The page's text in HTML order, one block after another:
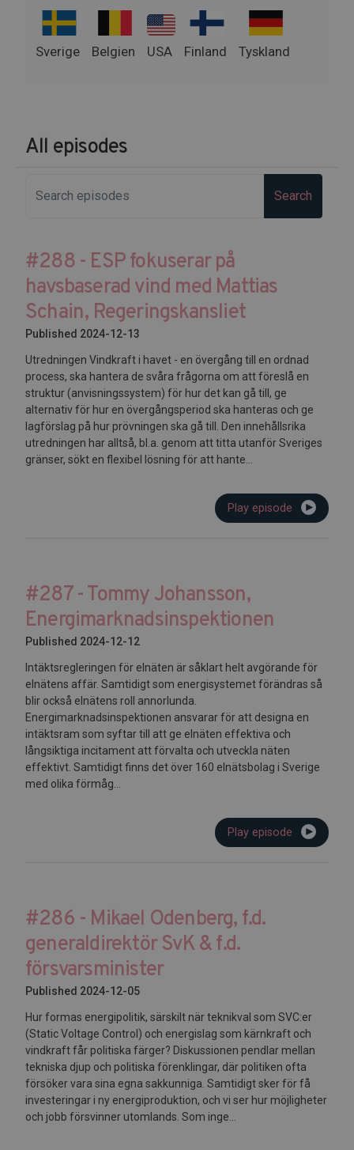
Sverige Belgien USA Finland Tyskland
All episodes
Search
#288 - ESP fokuserar på
havsbaserad vind med Mattias
Schain, Regeringskansliet
Published 2024-12-13
Utredningen Vindkraft i havet - en övergång till en ordnad
process, ska hantera de svåra frågorna om att föreslå en
struktur (anvisningssystem) för hur det kan gå till, ge
alternativ för hur en övergångsperiod ska hanteras och ge
lagförslag på hur prövningen ska gå till. Den innehållsrika
utredningen har alltså, bl.a. genom att titta utanför Sveriges
gränser, sökt en flexibel lösning för att hante...
Play episode
#287 - Tommy Johansson,
Energimarknadsinspektionen
Published 2024-12-12
Intäktsregleringen för elnäten är såklart helt avgörande för
elnätens affär. Samtidigt som energisystemet förändras så
blir också elnätens roll annorlunda.
Energimarknadsinspektionen ansvarar för att designa en
intäktsram som syftar till att ge elnäten effektiva och
långsiktiga incitament att förvalta och utveckla näten
effektivt. Samtidigt finns det över 160 elnätsbolag i Sverige
med olika förmåg...
Play episode
#286 - Mikael Odenberg, f.d.
generaldirektör SvK & f.d.
försvarsminister
Published 2024-12-05
Hur formas energipolitik, särskilt när teknikval som SVC:er
(Static Voltage Control) och energislag som kärnkraft och
vindkraft får politiska färger? Diskussionen pendlar mellan
tekniska djup och politiska förenklingar, där politiken ofta
försöker vara sina egna sakkunniga. Samtidigt sker för få
investeringar i ny energiproduktion, och vi ser hur möjligheter
och jobb försvinner utomlands. Som inge...